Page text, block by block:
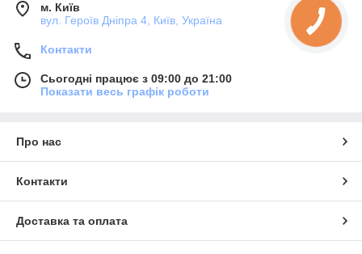
м. Київ
вул. Героїв Дніпра 4, Київ, Україна
Контакти
Сьогодні працює з 09:00 до 21:00
Показати весь графік роботи
Про нас
Контакти
Доставка та оплата